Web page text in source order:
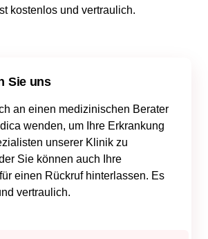
kostenlos und vertraulich.
Sie uns
an einen medizinischen Berater
wenden, um Ihre Erkrankung
unserer Klinik zu
Sie können auch Ihre
einen Rückruf hinterlassen. Es
vertraulich.